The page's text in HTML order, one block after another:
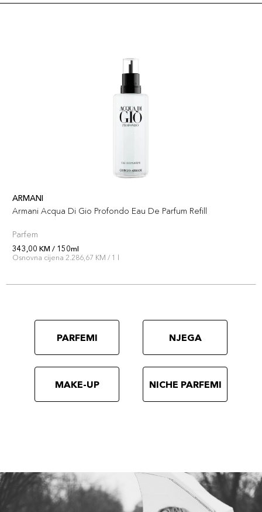
ARMANI
Armani Acqua Di Gio Profondo Eau De Parfum Refill
Parfem
343,00 KM / 150ml
Osnovna cijena 2.286,67 KM / 1 l
PARFEMI NJEGA
MAKE-UP NICHE PARFEMI